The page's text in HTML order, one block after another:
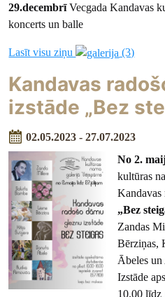
29.decembrīVecgada Kandavas
koncerts un balle
Lasīt visu ziņu (3)
Kandavas
izstāde „Bez
02.05.2023 - 27.07.2023
No 2.
kultūras
Kandavas
„Bez
Zandas
Bērziņas,
Ābeles
Izstāde
10.00 līdz